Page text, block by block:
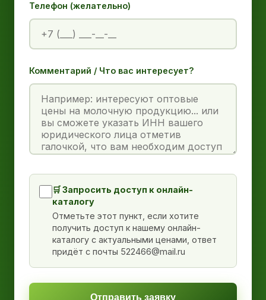
Телефон (желательно)
Комментарий / Что вас интересует?
🛒 Запросить доступ к онлайн-
каталогу
Отметьте этот пункт, если хотите
получить доступ к нашему онлайн-
каталогу с актуальными ценами, ответ
придёт с почты 522466@mail.ru
Отправить заявку